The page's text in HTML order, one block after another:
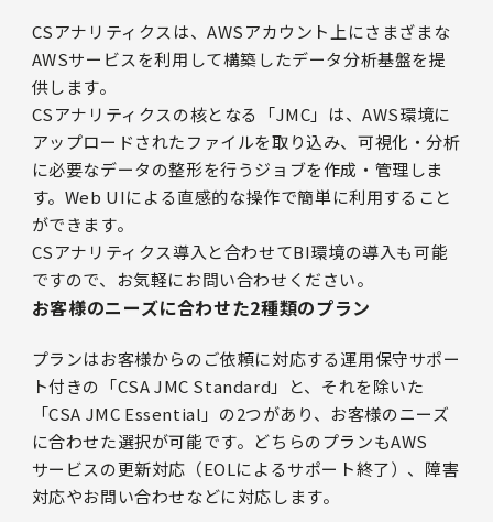
CSアナリティクスは、AWSアカウント上にさまざまな
AWSサービスを利用して構築したデータ分析基盤を提
供します。
CSアナリティクスの核となる「JMC」は、AWS環境に
アップロードされたファイルを取り込み、可視化・分析
に必要なデータの整形を行うジョブを作成・管理しま
す。Web UIによる直感的な操作で簡単に利用すること
ができます。
CSアナリティクス導入と合わせてBI環境の導入も可能
ですので、お気軽にお問い合わせください。
お客様のニーズに合わせた2種類のプラン
プランはお客様からのご依頼に対応する運用保守サポー
ト付きの「CSA JMC Standard」と、それを除いた
「CSA JMC Essential」の2つがあり、お客様のニーズ
に合わせた選択が可能です。どちらのプランもAWS
サービスの更新対応（EOLによるサポート終了）、障害
対応やお問い合わせなどに対応します。